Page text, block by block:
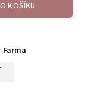
KOŠÍKU